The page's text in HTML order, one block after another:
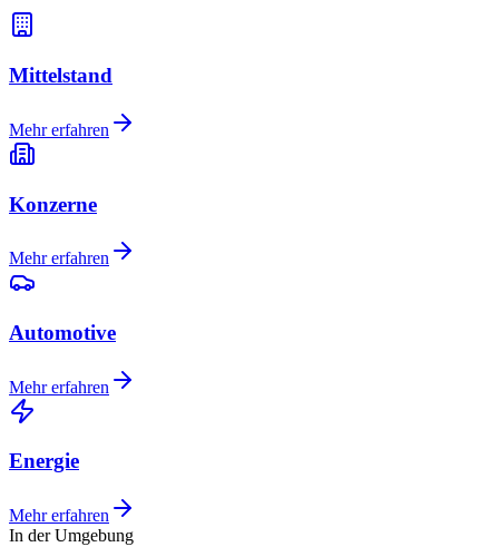
Mittelstand
Mehr erfahren
Konzerne
Mehr erfahren
Automotive
Mehr erfahren
Energie
Mehr erfahren
In der Umgebung